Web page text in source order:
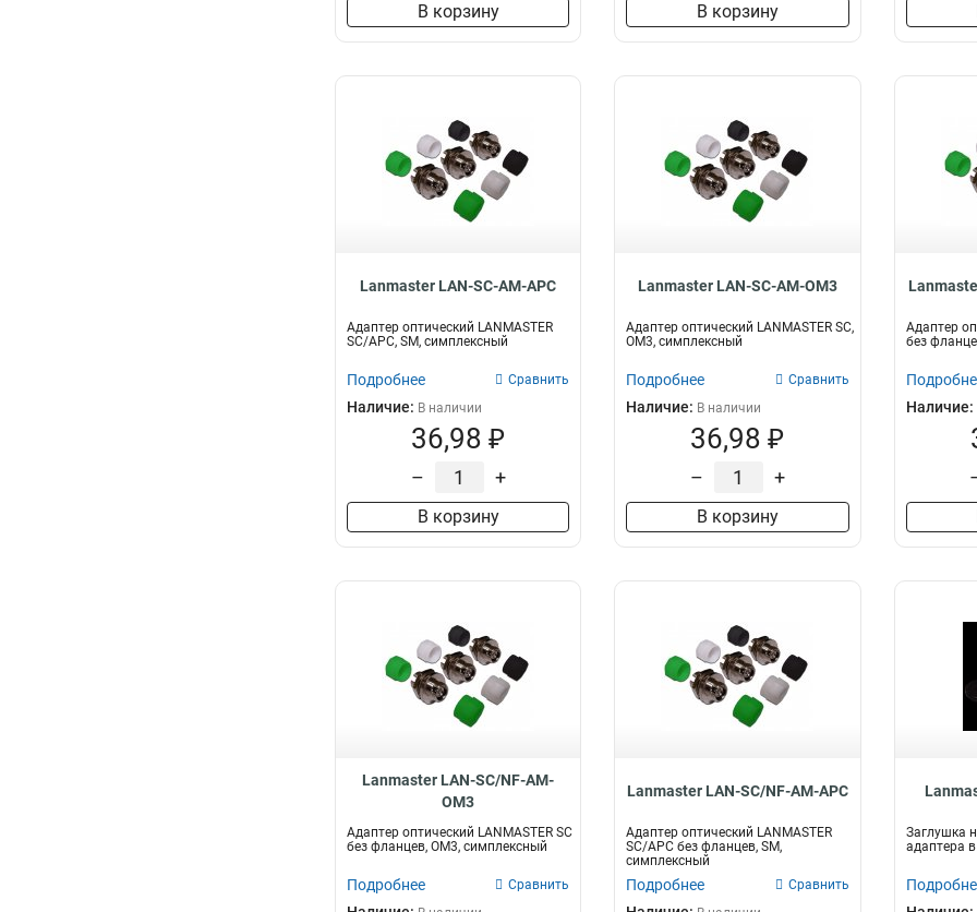
В корзину В корзину
Lanmaster LAN-SC-AM-APC
Адаптер оптический LANMASTER
SC/APC, SM, симплексный
Подробнее Сравнить
Наличие: В наличии
36,98 ₽
– +
В корзину
Lanmaster LAN-SC-AM-OM3
Адаптер оптический LANMASTER SC,
OM3, симплексный
Подробнее Сравнить
Наличие: В наличии
36,98 ₽
– +
В корзину
Адаптер
без
Наличие:
Lanmaster LAN-SC/NF-AM-
OM3
Адаптер оптический LANMASTER SC
без фланцев, OM3, симплексный
Подробнее Сравнить
Lanmaster LAN-SC/NF-AM-APC
Адаптер оптический LANMASTER
SC/APC без фланцев, SM,
симплексный
Подробнее Сравнить
Заглушка
адаптера